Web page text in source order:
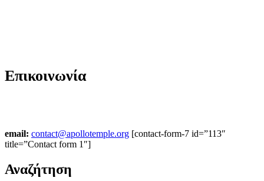
Επικοινωνία
email: contact@apollotemple.org [contact-form-7 id=”113″
title=”Contact form 1″]
Αναζήτηση